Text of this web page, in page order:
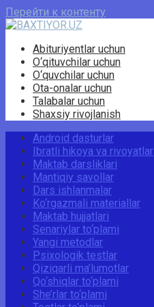
Перейти к контенту
Abituriyentlar uchun
O‘qituvchilar uchun
O‘quvchilar uchun
Ota-onalar uchun
Talabalar uchun
Shaxsiy rivojlanish
Android dasturlar
Ibratli hikoya va rivoyatlar
Maktab darsliklari
Mantiqiy savollar
Dars ishlanmalar
Ko‘rgazmali materiallar
Maktab hujjatlari
Senariylar to‘plami
Yangi metodlar
Psixologik testlar
Qiziqarli ma’lumotlar
Qo‘shiqlar to‘plami
She’rlar to‘plami